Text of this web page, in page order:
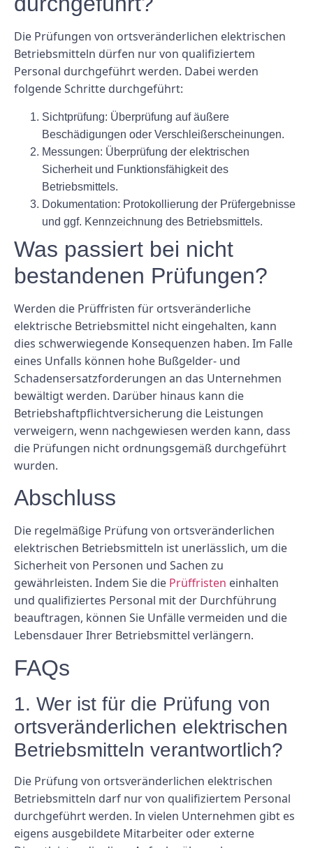
Die Prüfungen von ortsveränderlichen elektrischen
Betriebsmitteln dürfen nur von qualifiziertem
Personal durchgeführt werden. Dabei werden
folgende Schritte durchgeführt:
Sichtprüfung: Überprüfung auf äußere
Beschädigungen oder Verschleißerscheinungen.
Messungen: Überprüfung der elektrischen
Sicherheit und Funktionsfähigkeit des
Betriebsmittels.
Dokumentation: Protokollierung der Prüfergebnisse
und ggf. Kennzeichnung des Betriebsmittels.
Was passiert bei nicht
bestandenen Prüfungen?
Werden die Prüffristen für ortsveränderliche
elektrische Betriebsmittel nicht eingehalten, kann
dies schwerwiegende Konsequenzen haben. Im Falle
eines Unfalls können hohe Bußgelder- und
Schadensersatzforderungen an das Unternehmen
bewältigt werden. Darüber hinaus kann die
Betriebshaftpflichtversicherung die Leistungen
verweigern, wenn nachgewiesen werden kann, dass
die Prüfungen nicht ordnungsgemäß durchgeführt
wurden.
Abschluss
Die regelmäßige Prüfung von ortsveränderlichen
elektrischen Betriebsmitteln ist unerlässlich, um die
Sicherheit von Personen und Sachen zu
gewährleisten. Indem Sie die Prüffristen einhalten
und qualifiziertes Personal mit der Durchführung
beauftragen, können Sie Unfälle vermeiden und die
Lebensdauer Ihrer Betriebsmittel verlängern.
FAQs
1. Wer ist für die Prüfung von
ortsveränderlichen elektrischen
Betriebsmitteln verantwortlich?
Die Prüfung von ortsveränderlichen elektrischen
Betriebsmitteln darf nur von qualifiziertem Personal
durchgeführt werden. In vielen Unternehmen gibt es
eigens ausgebildete Mitarbeiter oder externe